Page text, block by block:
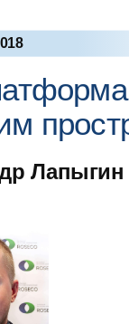
Лапыгин